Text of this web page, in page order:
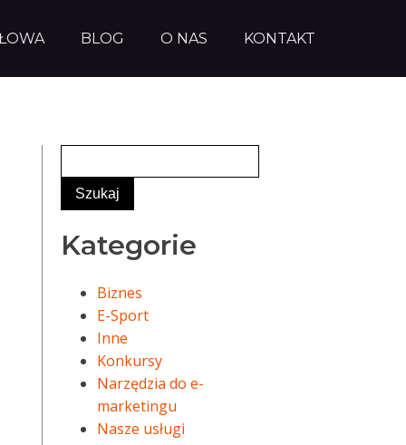
BLOG O NAS KONTAKT
Kategorie
Biznes
E-Sport
Inne
Konkursy
Narzędzia do e-
marketingu
Nasze usługi